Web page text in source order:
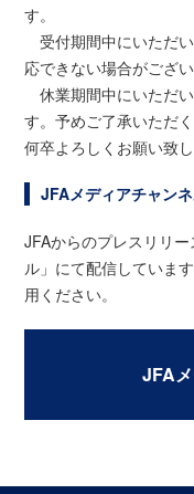
す。
受付期間中にいただ
応できない場合がござい
休業期間中にいただ
す。予めご了承いただ
何卒よろしくお願い致し
JFAメディアチャン
JFAからのプレスリリ
ル」にて配信していま
用ください。
JFA